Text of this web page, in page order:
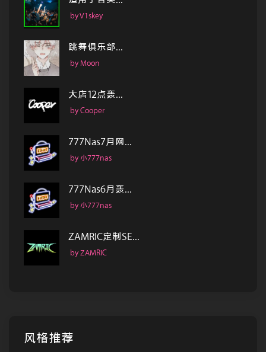
by V1skey
跳舞俱乐部...
by Moon
大店12点轰...
by Cooper
777Nas7月网...
by 小777nas
777Nas6月轰...
by 小777nas
ZAMRIC定制SE...
by ZAMRIC
风格推荐